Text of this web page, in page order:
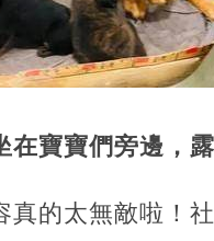
在寶寶們旁邊，
真的太無敵啦！